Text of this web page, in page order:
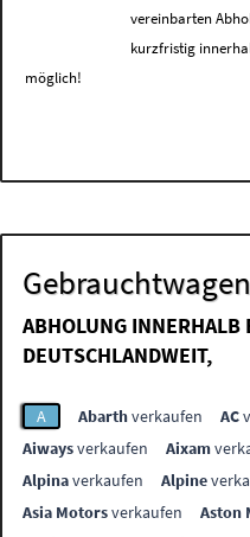
vereinbarten
kurzfristig
möglich!
ABHOLUNG INNERHALB
DEUTSCHLANDWEIT,
A Abarthverkaufen AC
Aiwaysverkaufen Aixam
Alpinaverkaufen Alpine
Asia Motorsverkaufen Aston